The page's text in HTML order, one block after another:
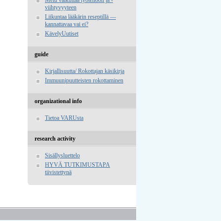
viihtyvyyteen
Liikuntaa lääkärin reseptillä —
kannattavaa vai ei?
KävelyUutiset
guide
Kirjallisuutta/ Rokottajan käsikirja
Immuunipuutteisten rokottaminen
organizational info
Tietoa VARUsta
research activity
Sisällysluettelo
HYVÄ TUTKIMUSTAPA
tiivistettynä